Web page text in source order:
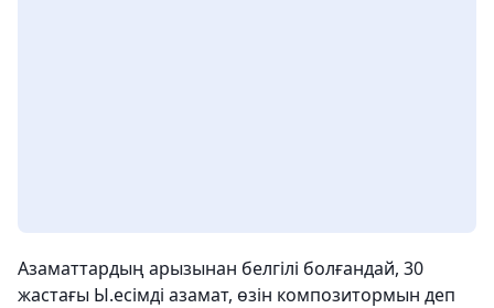
Азаматтардың арызынан белгілі болғандай, 30
жастағы Ы.есімді азамат, өзін композитормын деп